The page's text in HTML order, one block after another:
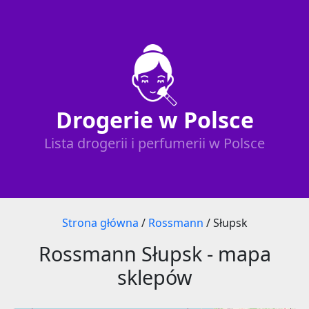
Drogerie w Polsce
Lista drogerii i perfumerii w Polsce
Strona główna / Rossmann / Słupsk
Rossmann Słupsk - mapa
sklepów